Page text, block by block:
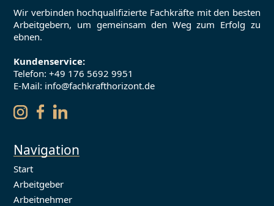
Wir verbinden hochqualifizierte Fachkräfte mit den besten
Arbeitgebern, um gemeinsam den Weg zum Erfolg zu
ebnen.
Kundenservice:
Telefon:+49 176 5692 9951
E-Mail: info@fachkrafthorizont.de
Navigation
Start
Arbeitgeber
Arbeitnehmer